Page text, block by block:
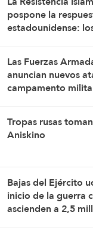
pospone la
estadounidense:
Las Fuerzas
anuncian nuevos
campamento
asedio y escalada
Tropas rusas
Aniskino
Bajas del Ejército
inicio de la guerra
ascienden a 2,5